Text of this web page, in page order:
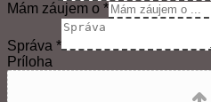
Mám záujem o *
Správa *
Príloha